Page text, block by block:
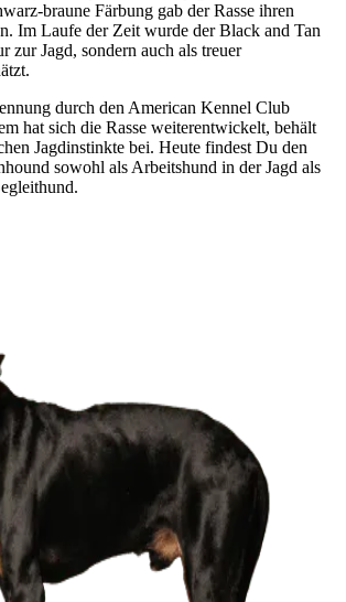
braune Färbung gab der Rasse ihren
Im Laufe der Zeit wurde der Black and Tan
zur Jagd, sondern auch als treuer
durch den American Kennel Club
hat sich die Rasse weiterentwickelt, behält
Jagdinstinkte bei. Heute findest Du den
sowohl als Arbeitshund in der Jagd als